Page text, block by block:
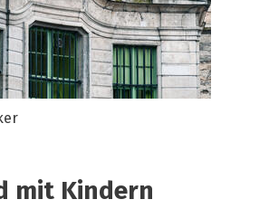
mit Kindern